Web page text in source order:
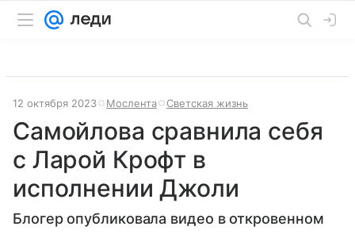
12 октября 2023 Мослента Светская жизнь
Самойлова сравнила себя
с Ларой Крофт в
исполнении Джоли
Блогер опубликовала видео в откровенном